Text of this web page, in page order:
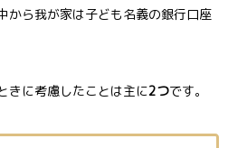
から我が家は子ども名義の銀行口座
きに考慮したことは主に2つです。